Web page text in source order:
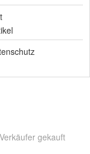
gekauft